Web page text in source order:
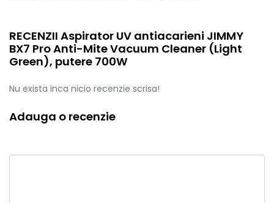
RECENZII Aspirator UV antiacarieni JIMMY
BX7 Pro Anti-Mite Vacuum Cleaner (Light
Green), putere 700W
Nu exista inca nicio recenzie scrisa!
Adauga o recenzie